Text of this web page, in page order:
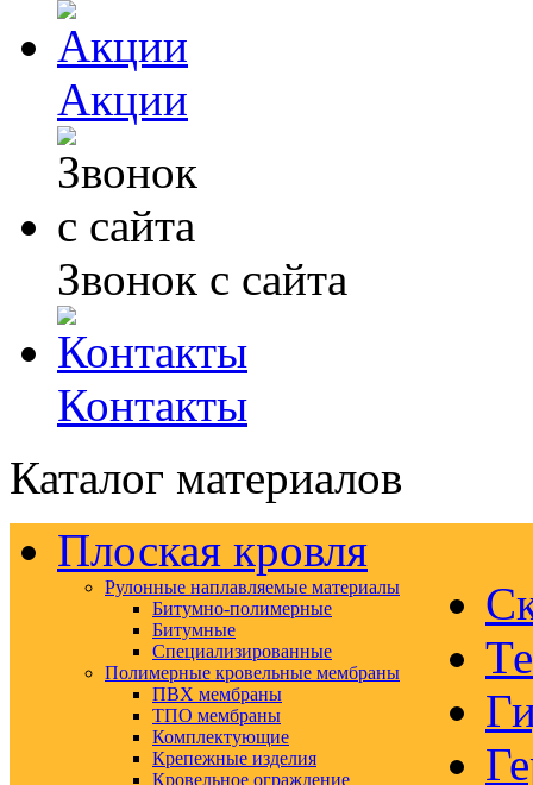
Акции
Звонок с сайта
Контакты
Каталог материалов
Плоская кровля
Рулонные наплавляемые материалы
Битумно-полимерные
Битумные
Специализированные
Полимерные кровельные мембраны
ПВХ мембраны
ТПО мембраны
Комплектующие
Крепежные изделия
Кровельное ограждение